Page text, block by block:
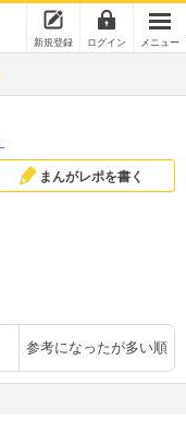
新規登録 ログイン メニュー
まんがレポを書く
参考になったが多い順